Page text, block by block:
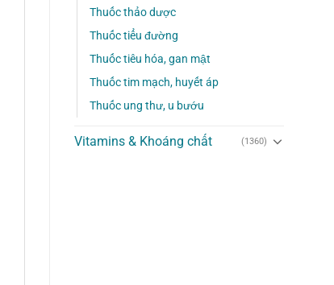
Thuốc thảo dược
Thuốc tiểu đường
Thuốc tiêu hóa, gan mật
Thuốc tim mạch, huyết áp
Thuốc ung thư, u bướu
Vitamins & Khoáng chất (1360)